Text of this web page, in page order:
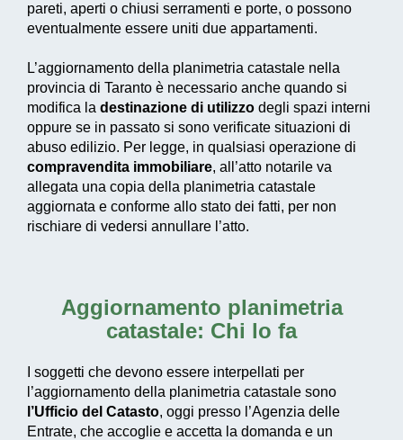
pareti, aperti o chiusi serramenti e porte, o possono
eventualmente essere uniti due appartamenti.
L’aggiornamento della planimetria catastale nella
provincia di Taranto è necessario anche quando si
modifica la destinazione di utilizzo degli spazi interni
oppure se in passato si sono verificate situazioni di
abuso edilizio. Per legge, in qualsiasi operazione di
compravendita immobiliare, all’atto notarile va
allegata una copia della planimetria catastale
aggiornata e conforme allo stato dei fatti, per non
rischiare di vedersi annullare l’atto.
Aggiornamento planimetria
catastale: Chi lo fa
I soggetti che devono essere interpellati per
l’aggiornamento della planimetria catastale sono
l’Ufficio del Catasto, oggi presso l’Agenzia delle
Entrate, che accoglie e accetta la domanda e un